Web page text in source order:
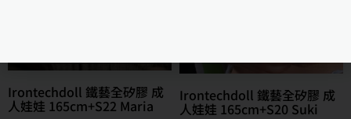
Irontechdoll 鐵藝全矽膠 成
人娃娃 165cm+S22 Maria
Irontechdoll 鐵藝全矽膠 成
人娃娃 165cm+S20 Suki